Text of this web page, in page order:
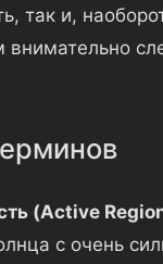
так и,
(Active
с очень